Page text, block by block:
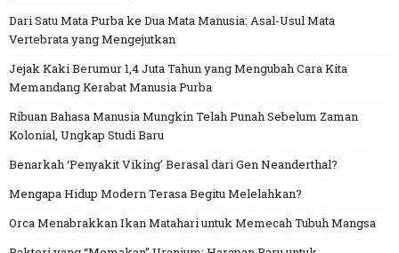
Dari Satu Mata Purba ke Dua Mata Manusia: Asal-Usul Mata
Vertebrata yang Mengejutkan
Jejak Kaki Berumur 1,4 Juta Tahun yang Mengubah Cara Kita
Memandang Kerabat Manusia Purba
Ribuan Bahasa Manusia Mungkin Telah Punah Sebelum Zaman
Kolonial, Ungkap Studi Baru
Benarkah ‘Penyakit Viking’ Berasal dari Gen Neanderthal?
Mengapa Hidup Modern Terasa Begitu Melelahkan?
Orca Menabrakkan Ikan Matahari untuk Memecah Tubuh Mangsa